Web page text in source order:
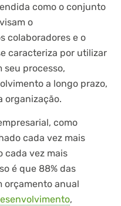
como o conjunto
o
colaboradores e o
caracteriza por utilizar
seu processo,
a longo prazo,
organização.
como
cada vez mais
cada vez mais
é que 88% das
orçamento anual
,